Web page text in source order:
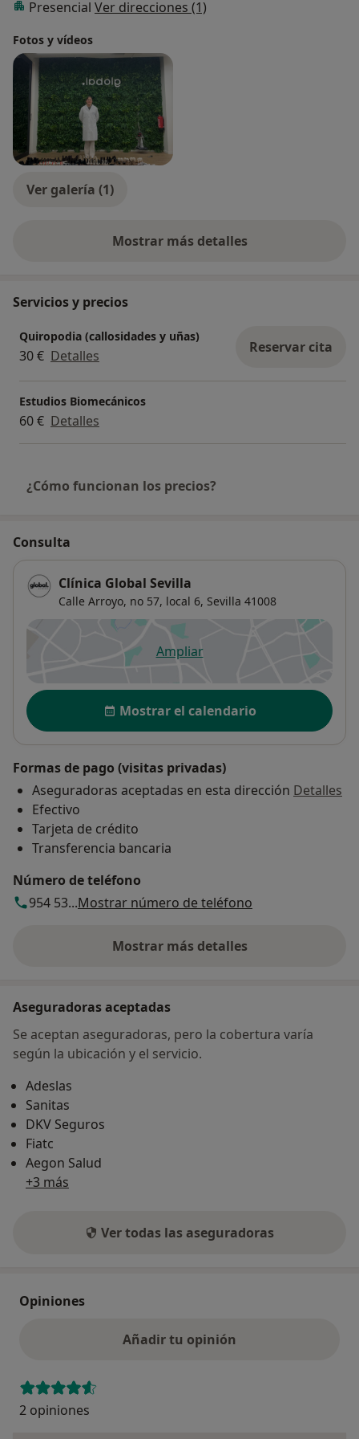
Presencial Ver direcciones (1)
Fotos y vídeos
Ver galería (1)
Mostrar más detalles
sobre la experiencia
Servicios y precios
Quiropodia (callosidades y uñas)
30 € Detalles Reservar cita
Estudios Biomecánicos
60 € Detalles
¿Cómo funcionan los precios?
Consulta
Clínica Global Sevilla
Calle Arroyo, no 57, local 6, Sevilla 41008
Ampliarse abre en una nueva
Disponibilidad
Mostrar el calendario
Formas de pago (visitas privadas)
Aseguradoras aceptadas en esta dirección Detalles
Efectivo
Tarjeta de crédito
Transferencia bancaria
Número de teléfono
954 53...Mostrar número de teléfono
Mostrar más detalles
sobre la dirección
Aseguradoras aceptadas
Se aceptan aseguradoras, pero la cobertura varía
según la ubicación y el servicio.
Adeslas
Sanitas
DKV Seguros
Fiatc
Aegon Salud
+3 más
Ver todas las aseguradoras
Opiniones
Añadir tu opinión
2 opiniones